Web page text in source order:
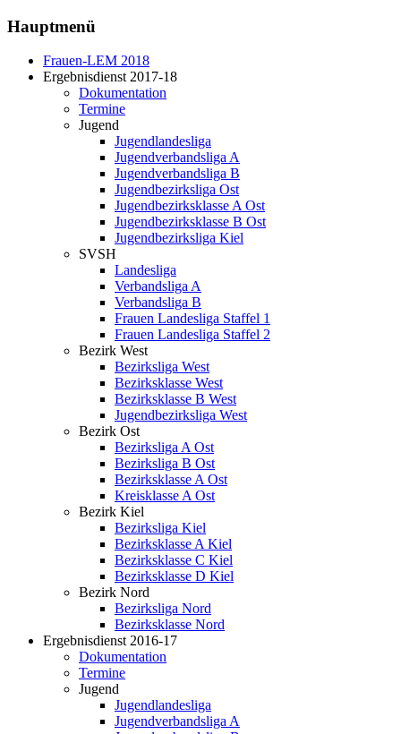
Hauptmenü
Frauen-LEM 2018
Ergebnisdienst 2017-18
Dokumentation
Termine
Jugend
Jugendlandesliga
Jugendverbandsliga A
Jugendverbandsliga B
Jugendbezirksliga Ost
Jugendbezirksklasse A Ost
Jugendbezirksklasse B Ost
Jugendbezirksliga Kiel
SVSH
Landesliga
Verbandsliga A
Verbandsliga B
Frauen Landesliga Staffel 1
Frauen Landesliga Staffel 2
Bezirk West
Bezirksliga West
Bezirksklasse West
Bezirksklasse B West
Jugendbezirksliga West
Bezirk Ost
Bezirksliga A Ost
Bezirksliga B Ost
Bezirksklasse A Ost
Kreisklasse A Ost
Bezirk Kiel
Bezirksliga Kiel
Bezirksklasse A Kiel
Bezirksklasse C Kiel
Bezirksklasse D Kiel
Bezirk Nord
Bezirksliga Nord
Bezirksklasse Nord
Ergebnisdienst 2016-17
Dokumentation
Termine
Jugend
Jugendlandesliga
Jugendverbandsliga A